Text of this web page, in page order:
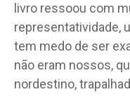
livro ressoou com
representatividade,
tem medo de ser
não eram nossos,
nordestino,